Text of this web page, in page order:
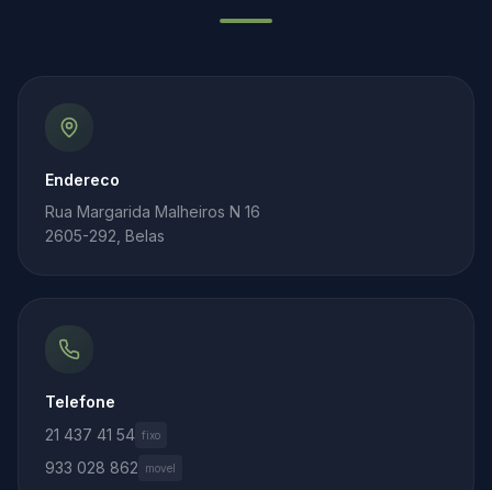
Endereco
Rua Margarida Malheiros N 16
2605-292, Belas
Telefone
21 437 41 54 fixo
933 028 862 movel